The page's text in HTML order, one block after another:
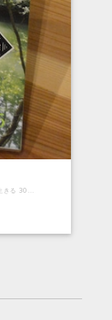
「itona」は、 富山の風土に向き合って生きる 30～50代の女性たちが、 カメラ片手に自らペンをとり、 自分たちの日常を紹介する冊子です。 --- itona 第5号 2019 7/31 発行 したたる祈り。 006［profile］itonaな20人の女子たち 018 庄川の水の音［砺波市］ 028 石を拾う人々［朝日町］ 038 虫谷に住む ［立山町］ 048 神仏とともに暮らす［南砺市］ 060 旅のススメ、富山のススメ。 064 近所の地蔵さん［富山市］ 072 自然界の麓へ〜里山で過ごす〜［富山市］ 082 唐島大祭～獅子舞からのエトセトラ～［氷見市］ 098 なんなんちゃん［南砺市］ 104 わたしのキッチン［上市町］ 112 バスケットボールにハマりました!! 118 奈呉の神様たち［射水市］ 130 本で知る「未知のふるさと」 138 デフォルメされた雪の記憶 146［特集］富山の水辺を楽しむ 【サイズ】A5版・160ページオールカラー（広告なし） ********** 「itona」Vol.5 “itona” is a small informational magazine that is written by ladies that are in their twenties to fifties, who love the customs and lifestyles in Toyama. This magazine is for them to share about their daily lives by writing down their experiences themselves. --- itona Vol.54 released in July 31st, 2019 Toyama Prefecture has Various Mountains 006 [Profile] Writers of itona. The 20 itona ladies. 018 The sound of Water [Tonami City] 028 People Picking up Stones [Asahi machi] 038 Living in Mushitani [Tateyama machi] 048 Living with Gods [Nanto City] 060 Recommendation of Travel 064 Jizo Bodhisattva [Toyama City] 072 The Foot of the Natural World [Toyama City] 082 Lion Dance [Himi City] 098 Thank you Amida Buddha [Nanto City] 104 My Kitchen [Kamiichi machi] 112 I got into basketball !! 118 Gods in Nago [Imizu City] 130 Unknown Hometown 136 Snow Memory 146 [Special] Activities on the Waterfront 【Size】A5・160 full-color pages (no advertisement)